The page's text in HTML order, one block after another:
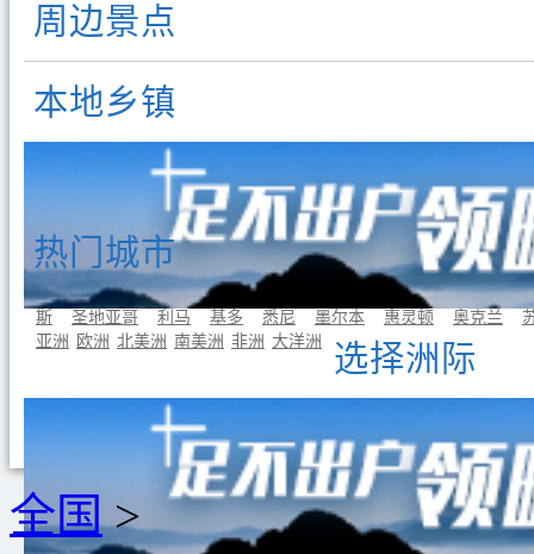
周边景点
本地乡镇
热门城市
曼谷 东京 首尔 吉隆坡 罗马 伦敦
雅典
斯
圣地亚哥 利马 基多 悉尼 墨尔本 惠灵顿 奥克兰
选择洲际
亚洲 欧洲 北美洲 南美洲 非洲 大洋洲
全国>